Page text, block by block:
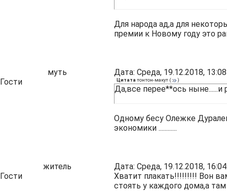
Для народа ад,а для
премии к Новому году это
муть
Дата: Среда, 19.12.2018,
Гости
Цитата тонтон-макут ( )
Да,все перее**ось
Одному бесу Олежке
экономики ............
житель
Дата: Среда, 19.12.2018,
Гости
Хватит плакать!!!!!!!!! Вон
стоять у каждого дома,а